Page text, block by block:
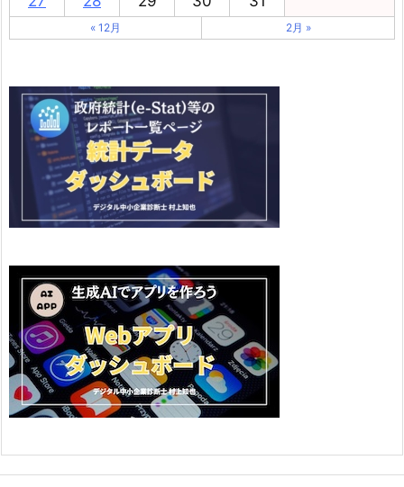
« 12月 2月 »